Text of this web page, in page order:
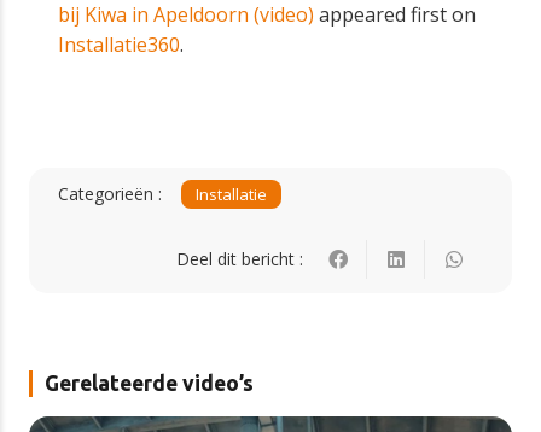
bij Kiwa in Apeldoorn (video) appeared first on
Installatie360.
Categorieën : Installatie
Deel dit bericht :
Gerelateerde video’s